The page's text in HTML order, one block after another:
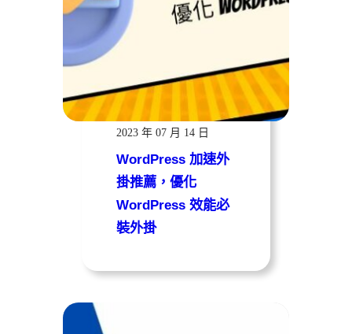
遠振資訊
2023 年 07 月 14 日
WordPress 加速外
掛推薦，優化
WordPress 效能必
裝外掛